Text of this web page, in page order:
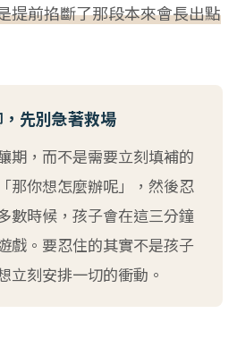
提前掐斷了那段本來會長出點
先別急著救場
期，而不是需要立刻填補的
那你想怎麼辦呢」，然後忍
數時候，孩子會在這三分鐘
戲。要忍住的其實不是孩子
立刻安排一切的衝動。